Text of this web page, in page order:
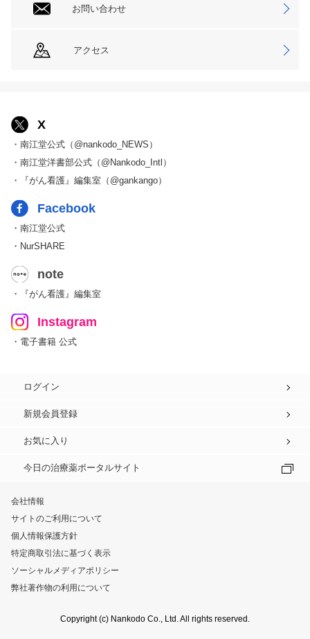
お問い合わせ
アクセス
X
・南江堂公式（@nankodo_NEWS）
・南江堂洋書部公式（@Nankodo_Intl）
・『がん看護』編集室（@gankango）
Facebook
・南江堂公式
・NurSHARE
note
・『がん看護』編集室
Instagram
・電子書籍 公式
ログイン
新規会員登録
お気に入り
今日の治療薬ポータルサイト
会社情報
サイトのご利用について
個人情報保護方針
特定商取引法に基づく表示
ソーシャルメディアポリシー
弊社著作物の利用について
Copyright (c) Nankodo Co., Ltd. All rights reserved.